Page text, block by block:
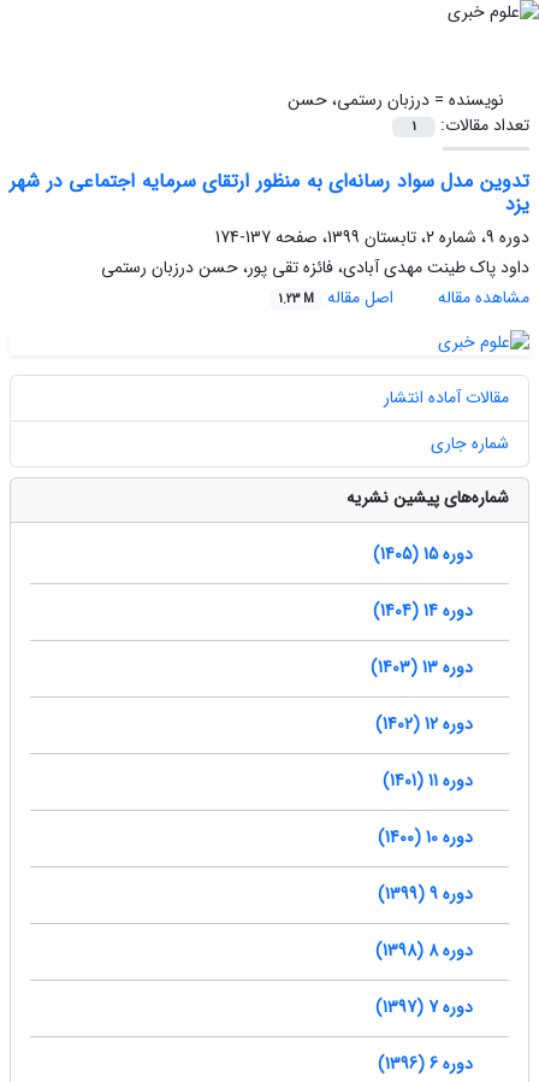
نویسنده =درزبان رستمی، حسن
تعداد مقالات:
1
تدوین مدل سواد رسانه‌ای به منظور ارتقای سرمایه اجتماعی در شهر
یزد
دوره 9، شماره 2، تابستان 1399، صفحه
137-174
داود پاک طینت مهدی آبادی، فائزه تقی پور، حسن درزبان رستمی
مشاهده مقاله
اصل مقاله 1.23 M
مقالات آماده انتشار
شماره جاری
شماره‌های پیشین نشریه
دوره 15 (1405)
دوره 14 (1404)
دوره 13 (1403)
دوره 12 (1402)
دوره 11 (1401)
دوره 10 (1400)
دوره 9 (1399)
دوره 8 (1398)
دوره 7 (1397)
دوره 6 (1396)